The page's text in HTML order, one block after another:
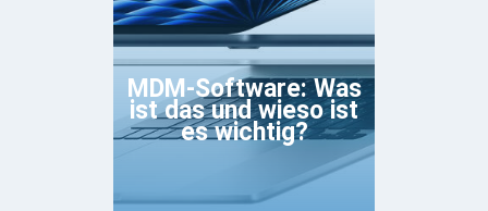
MDM-Software: Was
ist das und wieso ist
es wichtig?